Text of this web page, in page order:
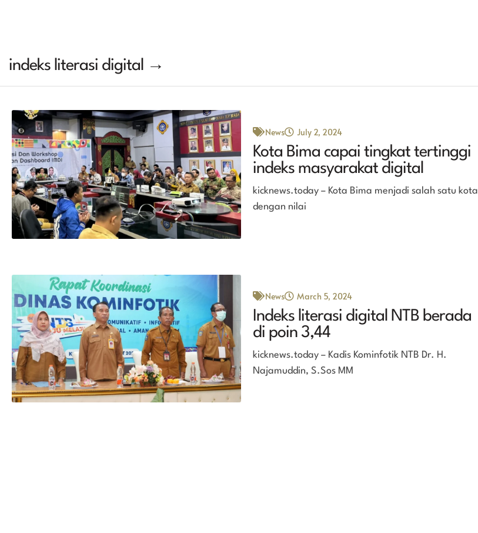
indeks literasi digital →
News July 2, 2024
Kota Bima capai tingkat tertinggi
indeks masyarakat digital
kicknews.today – Kota Bima menjadi salah satu kota
dengan nilai
News March 5, 2024
Indeks literasi digital NTB berada
di poin 3,44
kicknews.today – Kadis Kominfotik NTB Dr. H.
Najamuddin, S.Sos MM